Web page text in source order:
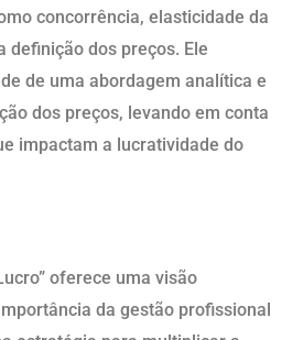
concorrência, elasticidade da
definição dos preços. Ele
de uma abordagem analítica e
dos preços, levando em conta
impactam a lucratividade do
oferece uma visão
da gestão profissional